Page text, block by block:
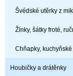
Švédské utěrky z
Žínky, šátky froté,
Chňapky,
Houbičky a drátěnky